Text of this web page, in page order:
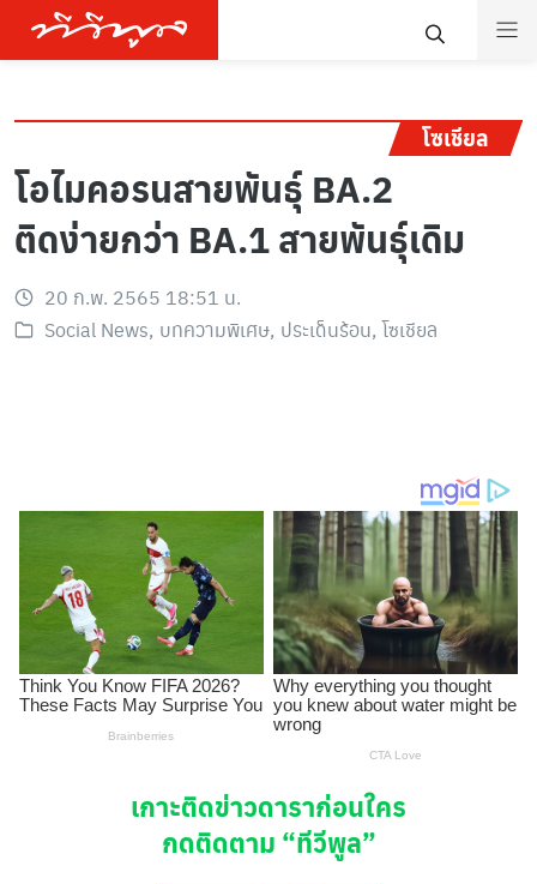
โซเชียล
โอไมคอรนสายพันธุ์ BA.2
ติดง่ายกว่า BA.1 สายพันธุ์เดิม
20 ก.พ. 2565 18:51 น.
Social News, บทความพิเศษ, ประเด็นร้อน, โซเชียล
เกาะติดข่าวดาราก่อนใคร
กดติดตาม “ทีวีพูล”